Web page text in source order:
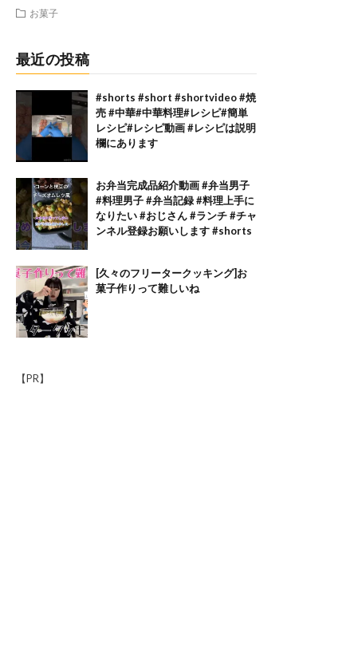
お菓子
最近の投稿
#shorts #short #shortvideo #焼
売 #中華#中華料理#レシピ#簡単
レシピ#レシピ動画 #レシピは説明
欄にあります
お弁当完成品紹介動画 #弁当男子
#料理男子 #弁当記録 #料理上手に
なりたい #おじさん #ランチ #チャ
ンネル登録お願いします #shorts
[久々のフリータークッキング]お
菓子作りって難しいね
【PR】